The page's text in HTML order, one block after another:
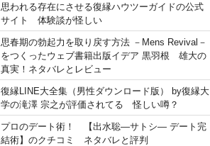
思われる存在にさせる復縁ハウツーガイドの公式
サイト 体験談が怪しい
思春期の勃起力を取り戻す方法 －Mens Revival－
をつくったウェブ書籍出版イデア 黒羽根 雄大の
真実！ネタバレとレビュー
復縁LINE大全集（男性ダウンロード版） by復縁大
学の滝澤 宗之が評価されてる 怪しい噂？
プロのデート術！ 【出水聡―サトシ― デート完
結術】のクチコミ ネタバレと評判